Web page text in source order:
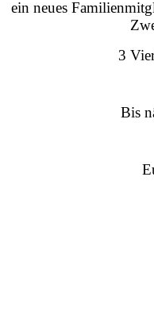
ein neues
3
Bis